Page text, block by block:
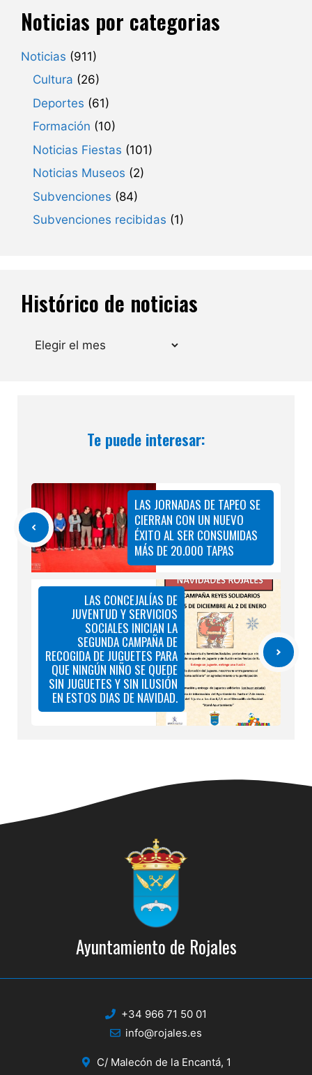
Noticias por categorias
Noticias (911)
Cultura (26)
Deportes (61)
Formación (10)
Noticias Fiestas (101)
Noticias Museos (2)
Subvenciones (84)
Subvenciones recibidas (1)
Histórico de noticias
Archivos
Te puede interesar:
LAS JORNADAS DE TAPEO SE
CIERRAN CON UN NUEVO
ÉXITO AL SER CONSUMIDAS
MÁS DE 20.000 TAPAS
LAS CONCEJALÍAS DE
JUVENTUD Y SERVICIOS
SOCIALES INICIAN LA
SEGUNDA CAMPAÑA DE
RECOGIDA DE JUGUETES PARA
QUE NINGÚN NIÑO SE QUEDE
SIN JUGUETES Y SIN ILUSIÓN
EN ESTOS DIAS DE NAVIDAD.
Ayuntamiento de Rojales
+34 966 71 50 01
info@rojales.es
C/ Malecón de la Encantá, 1